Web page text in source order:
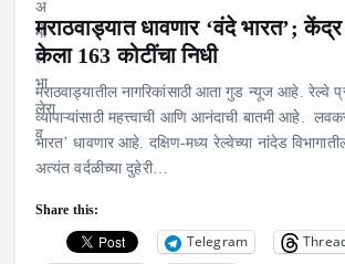
मराठवाड्यात धावणार ‘वंदे भारत’;
केला 163 कोटींचा निधी
मराठवाड्यातील नागरिकांसाठी आता गुड न्यूज आहे. रेल्वे
व्यापाऱ्यांसाठी महत्त्वाची आणि आनंदाची बातमी आहे.
भारत’ धावणार आहे. दक्षिण-मध्य रेल्वेच्या नांदेड
अत्यंत वर्दळीच्या दुहेरी…
Share this:
Telegram